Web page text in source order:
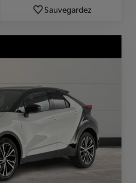
Sauvegardez